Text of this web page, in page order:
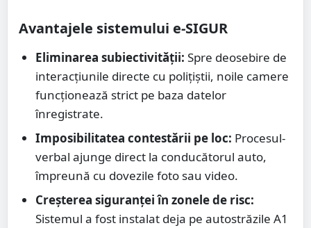
Avantajele sistemului e-SIGUR
Eliminarea subiectivității: Spre deosebire de
interacțiunile directe cu polițiștii, noile camere
funcționează strict pe baza datelor
înregistrate.
Imposibilitatea contestării pe loc: Procesul-
verbal ajunge direct la conducătorul auto,
împreună cu dovezile foto sau video.
Creșterea siguranței în zonele de risc:
Sistemul a fost instalat deja pe autostrăzile A1